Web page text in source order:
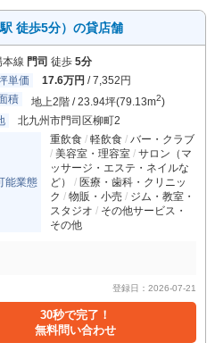
徒歩5分）の貸店舗
線 門司 徒歩 5分
単価
17.6万円 / 7,352円
積
地上2階 / 23.94坪(79.13m2)
北九州市門司区柳町2
能業態
重飲食 軽飲食
バー・クラブ
美容室・理容室
サロン（マ
ッサージ・エステ・ネイルな
ど）
医療・歯科・クリニッ
ク
物販・小売
ジム・教室・
スタジオ
その他サービス・
その他
登録日：2026-07-21
30秒で完了！
無料問い合わせ